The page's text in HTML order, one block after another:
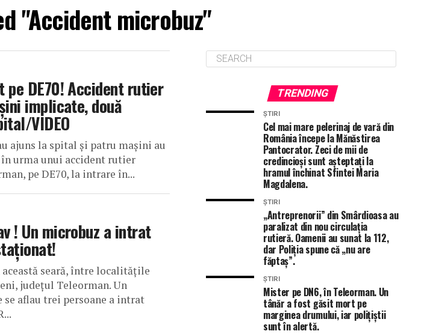
"Accident microbuz"
pe DE70! Accident rutier
implicate, două
VIDEO
ajuns la spital și patru mașini au
urma unui accident rutier
pe DE70, la intrare în...
! Un microbuz a intrat
seară, între localitățile
județul Teleorman. Un
se aflau trei persoane a intrat
TRENDING
ȘTIRI
Cel mai mare pelerinaj de vară din
România începe la Mănăstirea
Pantocrator. Zeci de mii de
credincioși sunt așteptați la
hramul închinat Sfintei Maria
Magdalena.
ȘTIRI
„Antreprenorii” din Smârdioasa au
paralizat din nou circulația
rutieră. Oamenii au sunat la 112,
dar Poliția spune că „nu are
făptaș”.
ȘTIRI
Mister pe DN6, în Teleorman. Un
tânăr a fost găsit mort pe
marginea drumului, iar polițiștii
sunt în alertă.